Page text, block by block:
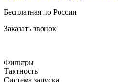
Бесплатная по России
Заказать звонок
Фильтры
Тактность
Система запуска